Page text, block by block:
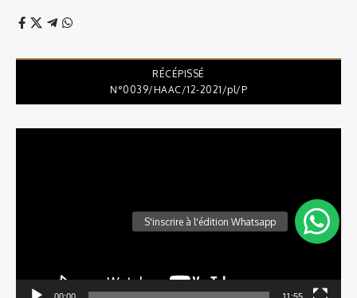
RÉCÉPISSÉ
N°0039/HAAC/12-2021/pl/P